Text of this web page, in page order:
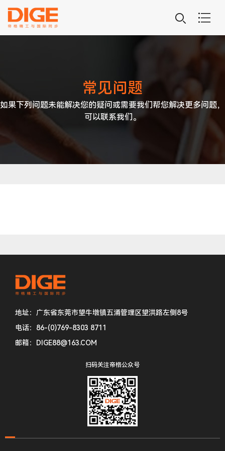
常见问题
如果下列问题未能解决您的疑问或需要我们帮您解决更多问题，
可以联系我们。
地址：广东省东莞市望牛墩镇五涌管理区望洪路左侧8号
电话：86-(0)769-8303 8711
邮箱：DIGE88@163.COM
扫码关注帝格公众号